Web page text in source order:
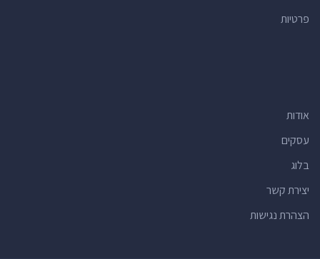
פרטיות
אודות
עסקים
בלוג
יצירת קשר
הצהרת נגישות